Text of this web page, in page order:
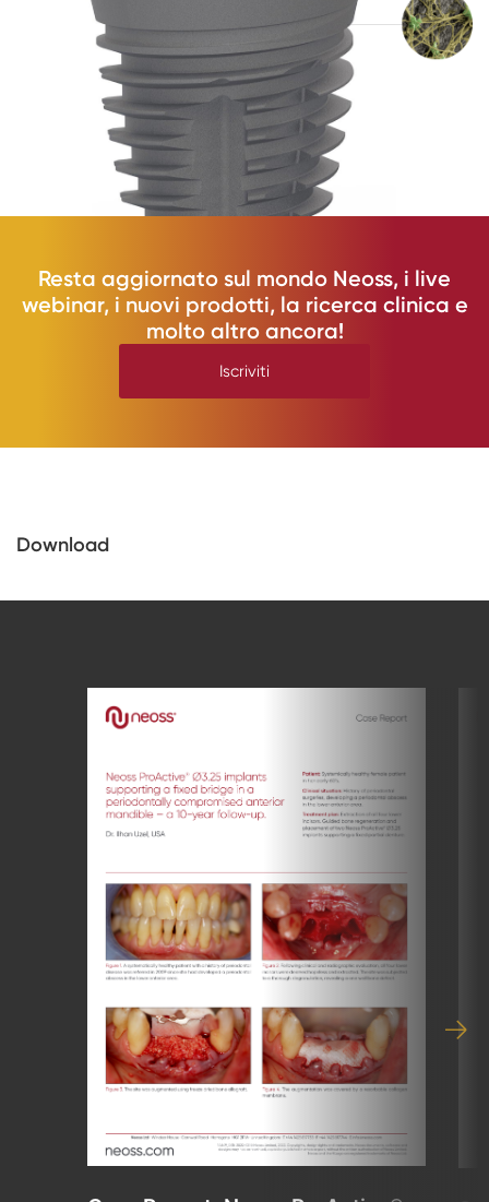
Resta aggiornato sul mondo Neoss, i live
webinar, i nuovi prodotti, la ricerca clinica e
molto altro ancora!
Iscriviti
Download